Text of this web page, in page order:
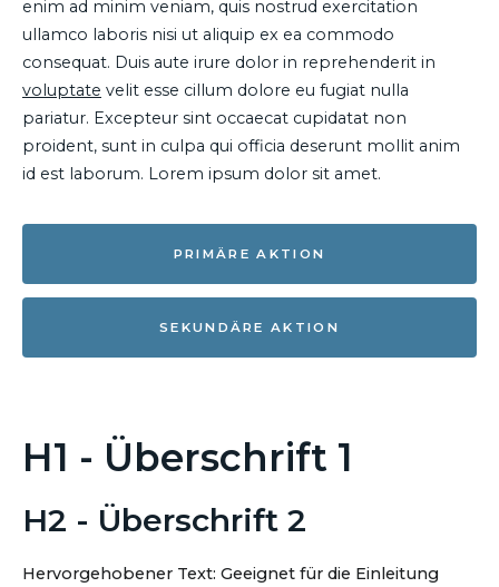
enim ad minim veniam, quis nostrud exercitation
ullamco laboris nisi ut aliquip ex ea commodo
consequat. Duis aute irure dolor in reprehenderit in
voluptate velit esse cillum dolore eu fugiat nulla
pariatur. Excepteur sint occaecat cupidatat non
proident, sunt in culpa qui officia deserunt mollit anim
id est laborum. Lorem ipsum dolor sit amet.
PRIMÄRE AKTION
SEKUNDÄRE AKTION
H1 - Überschrift 1
H2 - Überschrift 2
Hervorgehobener Text: Geeignet für die Einleitung